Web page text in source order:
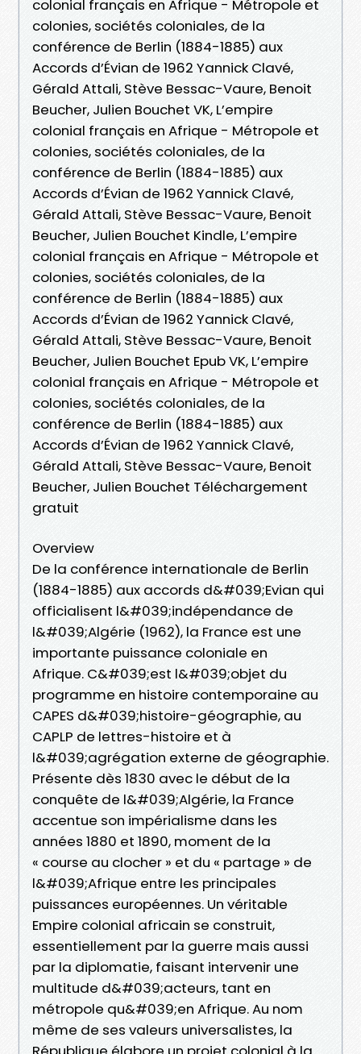
colonial français en Afrique - Métropole et
colonies, sociétés coloniales, de la
conférence de Berlin (1884-1885) aux
Accords d’Évian de 1962 Yannick Clavé,
Gérald Attali, Stève Bessac-Vaure, Benoit
Beucher, Julien Bouchet VK, L’empire
colonial français en Afrique - Métropole et
colonies, sociétés coloniales, de la
conférence de Berlin (1884-1885) aux
Accords d’Évian de 1962 Yannick Clavé,
Gérald Attali, Stève Bessac-Vaure, Benoit
Beucher, Julien Bouchet Kindle, L’empire
colonial français en Afrique - Métropole et
colonies, sociétés coloniales, de la
conférence de Berlin (1884-1885) aux
Accords d’Évian de 1962 Yannick Clavé,
Gérald Attali, Stève Bessac-Vaure, Benoit
Beucher, Julien Bouchet Epub VK, L’empire
colonial français en Afrique - Métropole et
colonies, sociétés coloniales, de la
conférence de Berlin (1884-1885) aux
Accords d’Évian de 1962 Yannick Clavé,
Gérald Attali, Stève Bessac-Vaure, Benoit
Beucher, Julien Bouchet Téléchargement
gratuit
Overview
De la conférence internationale de Berlin
(1884-1885) aux accords d&#039;Evian qui
officialisent l&#039;indépendance de
l&#039;Algérie (1962), la France est une
importante puissance coloniale en
Afrique. C&#039;est l&#039;objet du
programme en histoire contemporaine au
CAPES d&#039;histoire-géographie, au
CAPLP de lettres-histoire et à
l&#039;agrégation externe de géographie.
Présente dès 1830 avec le début de la
conquête de l&#039;Algérie, la France
accentue son impérialisme dans les
années 1880 et 1890, moment de la
« course au clocher » et du « partage » de
l&#039;Afrique entre les principales
puissances européennes. Un véritable
Empire colonial africain se construit,
essentiellement par la guerre mais aussi
par la diplomatie, faisant intervenir une
multitude d&#039;acteurs, tant en
métropole qu&#039;en Afrique. Au nom
même de ses valeurs universalistes, la